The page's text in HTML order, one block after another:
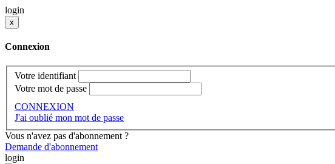
login
x
Connexion
Votre identifiant
Votre mot de passe
CONNEXION
J'ai oublié mon mot de passe
Vous n'avez pas d'abonnement ?
Demande d'abonnement
login